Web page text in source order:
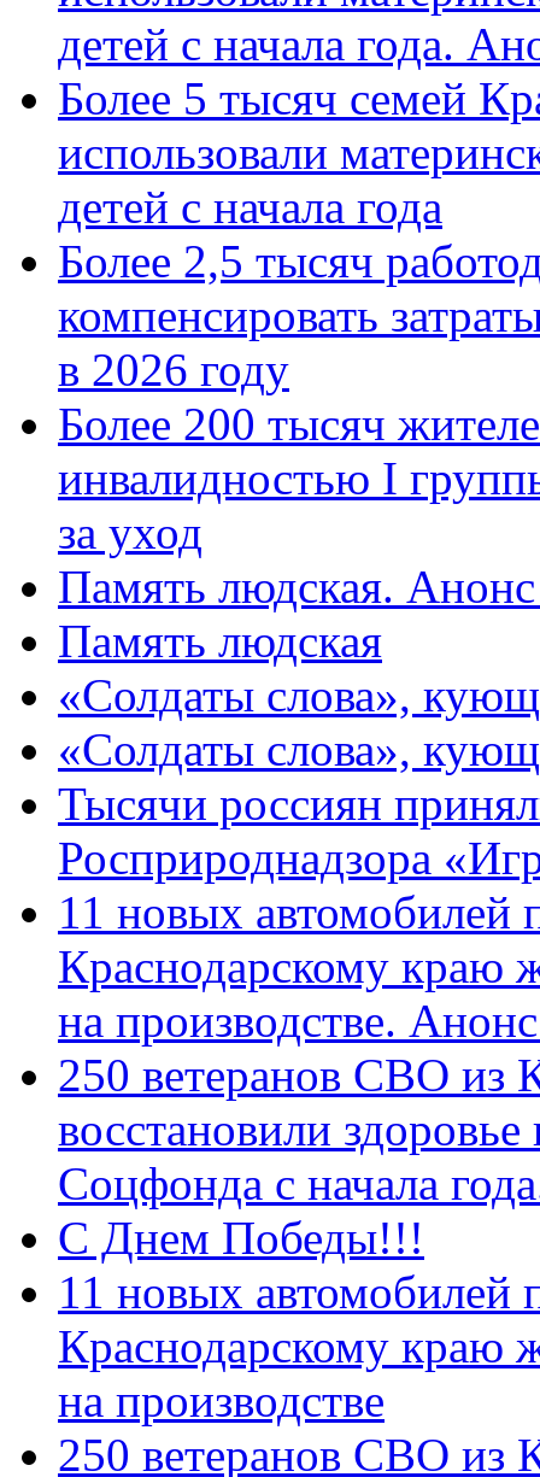
детей с начала года.
Более 5 тысяч семей
использовали
детей с начала года
Более 2,5 тысяч
компенсировать
в 2026 году
Более 200 тысяч
инвалидностью I
за уход
Память людская.
Память людская
«Солдаты слова»,
«Солдаты слова»,
Тысячи россиян
Росприроднадзора
11 новых автомобилей
Краснодарскому краю
на производстве.
250 ветеранов СВО из
восстановили
Соцфонда с начала
С Днем Победы!!!
11 новых автомобилей
Краснодарскому краю
на производстве
250 ветеранов СВО из